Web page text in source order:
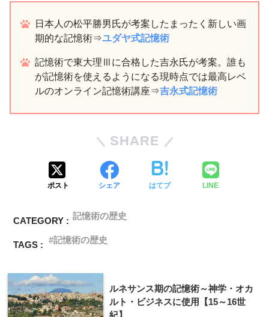
日本人の松平勝男氏が考案したまったく新しい画
期的な記憶術⇒ユダヤ式記憶術
記憶術で東大理Ⅲに合格した吉永氏が考案。誰も
が記憶術を使えるようになる現時点では最高レベ
ルのオンライン記憶術講座⇒吉永式記憶術
SHARE
ポスト シェア はてブ LINE
CATEGORY : 記憶術の歴史
TAGS : 記憶術の歴史
ルネサンス期の記憶術～神学・オカ
ルト・ビジネスに使用【15～16世
紀】